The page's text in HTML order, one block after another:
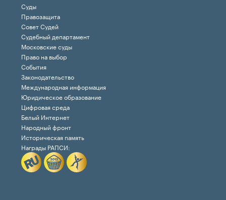
Суды
Правозащита
Совет Судей
Судебный департамент
Московские суды
Право на выбор
События
Законодательство
Международная информация
Юридическое образование
Цифровая среда
Белый Интернет
Народный фронт
Историческая память
Награды РАПСИ: